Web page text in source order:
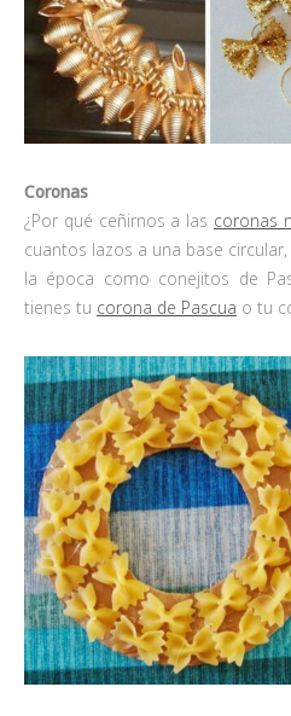
Coronas
¿Por qué ceñirnos a las coronas
cuantos lazos a una base
la época como conejitos de
tienes tu corona de Pascua o tu